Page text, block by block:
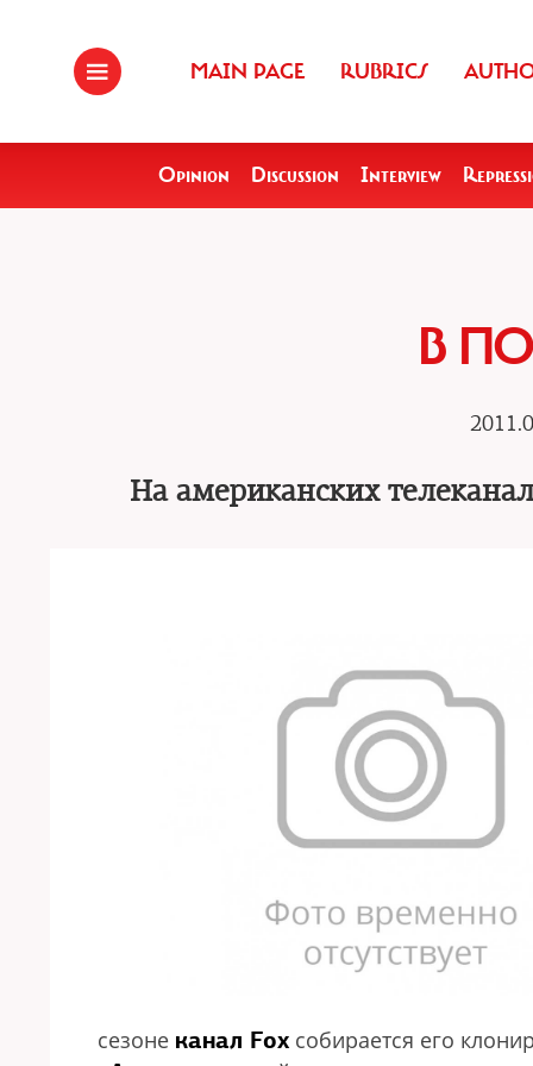
MAIN PAGE RUBRICS
Opinion Discussion Interview
В
На американских
сезоне канал Fox собирается его